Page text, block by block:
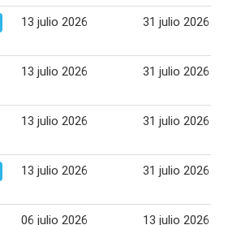
13 julio 2026 31 julio 2026
13 julio 2026 31 julio 2026
13 julio 2026 31 julio 2026
13 julio 2026 31 julio 2026
06 julio 2026 13 julio 2026